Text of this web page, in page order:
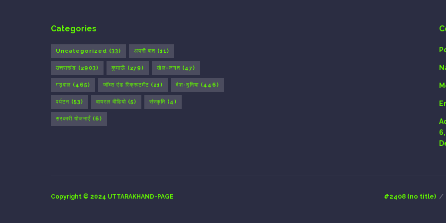
Categories
Uncategorized (33) अपनी बात (11)
उत्तराखंड (2903) कुमाऊँ (279) खेल-जगत (47)
गढ़वाल (465) जॉब्स एंड रिक्रूटमेंट (21) देश-दुनिया (446)
पर्यटन (53) वायरल वीडियो (5) संस्कृति (4)
सरकारी योजनाएँ (6)
#2408 (no title)
Copyright © 2024 UTTARAKHAND-PAGE